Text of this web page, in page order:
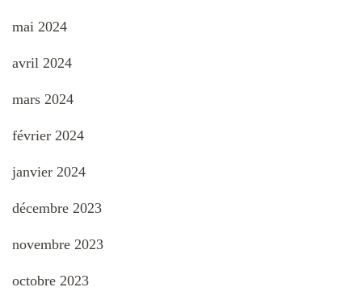
mai 2024
avril 2024
mars 2024
février 2024
janvier 2024
décembre 2023
novembre 2023
octobre 2023